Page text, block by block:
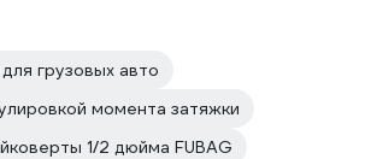
грузовых авто
момента затяжки
1/2 дюйма FUBAG